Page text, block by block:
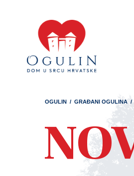
OGULIN / GRAĐANI OGULINA /